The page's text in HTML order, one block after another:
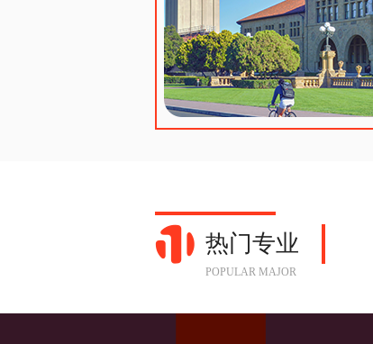
热门专业
POPULAR MAJOR